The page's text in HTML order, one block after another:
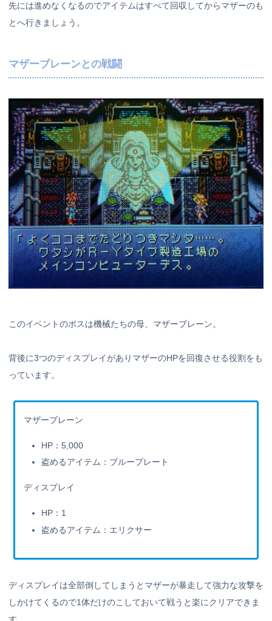
先には進めなくなるのでアイテムはすべて回収してからマザーのも
とへ行きましょう。
マザーブレーンとの戦闘
このイベントのボスは機械たちの母、マザーブレーン。
背後に3つのディスプレイがありマザーのHPを回復させる役割をも
っています。
マザーブレーン
HP：5,000
盗めるアイテム：ブループレート
ディスプレイ
HP：1
盗めるアイテム：エリクサー
ディスプレイは全部倒してしまうとマザーが暴走して強力な攻撃を
しかけてくるので1体だけのこしておいて戦うと楽にクリアできま